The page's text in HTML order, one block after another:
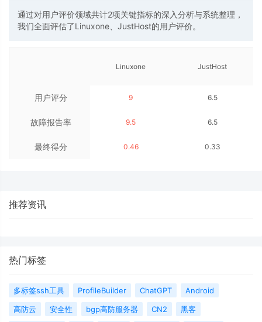
通过对用户评价领域共计2项关键指标的深入分析与系统整理，
我们全面评估了Linuxone、JustHost的用户评价。
用户评分
故障报告率
最终得分
Linuxone
9
9.5
0.46
JustHost
6.5
6.5
0.33
推荐资讯
热门标签
多标签ssh工具 ProfileBuilder ChatGPT
Android
高防云
安全性 bgp高防服务器 CN2
黑客